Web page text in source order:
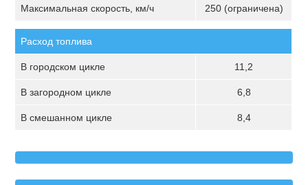
Максимальная скорость, км/ч 250 (ограничена)
Расход топлива
В городском цикле 11,2
В загородном цикле 6,8
В смешанном цикле 8,4